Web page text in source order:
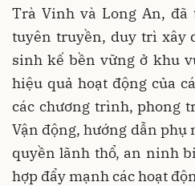
Trà Vinh và Long An, đã
tuyên truyền, duy trì xây
sinh kế bền vững ở khu
hiệu quả hoạt động của
các chương trình, phong
Vận động, hướng dẫn phụ
quyền lãnh thổ, an ninh
hợp đẩy mạnh các hoạt